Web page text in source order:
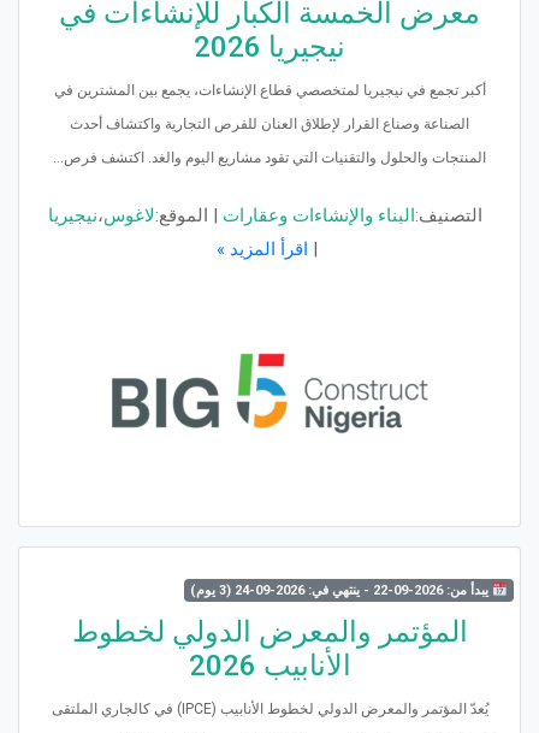
معرض الخمسة الكبار للإنشاءات في
نيجيريا 2026
أكبر تجمع في نيجيريا لمتخصصي قطاع الإنشاءات، يجمع بين المشترين في
الصناعة وصناع القرار لإطلاق العنان للفرص التجارية واكتشاف أحدث
المنتجات والحلول والتقنيات التي تقود مشاريع اليوم والغد. اكتشف فرص...
التصنيف:البناء والإنشاءات وعقارات | الموقع:لاغوس،نيجيريا
| اقرأ المزيد »
يبدأ من: 2026-09-22 - ينتهي في: 2026-09-24 (3 يوم)
المؤتمر والمعرض الدولي لخطوط
الأنابيب 2026
يُعدّ المؤتمر والمعرض الدولي لخطوط الأنابيب (IPCE) في كالجاري الملتقى